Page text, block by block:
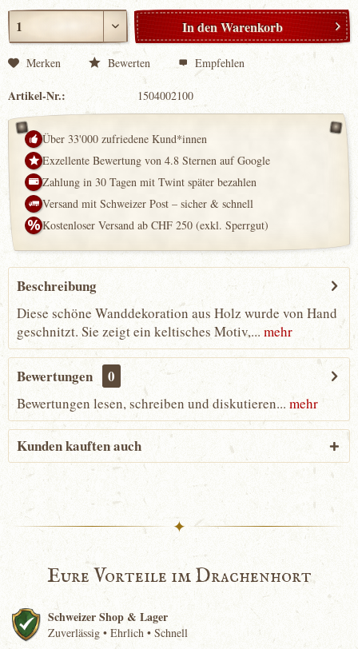
In denWarenkorb
Merken Bewerten Empfehlen
Artikel-Nr.: 1504002100
Über 33'000 zufriedene Kund*innen
Exzellente Bewertung von 4.8 Sternen auf Google
Zahlung in 30 Tagen mit Twint später bezahlen
Versand mit Schweizer Post – sicher & schnell
Kostenloser Versand ab CHF 250 (exkl. Sperrgut)
Beschreibung
Diese schöne Wanddekoration aus Holz wurde von Hand
geschnitzt. Sie zeigt ein keltisches Motiv,... mehr
Bewertungen 0
Bewertungen lesen, schreiben und diskutieren... mehr
Kunden kauften auch
✦
Eure Vorteile im Drachenhort
Schweizer Shop & Lager
Zuverlässig • Ehrlich • Schnell